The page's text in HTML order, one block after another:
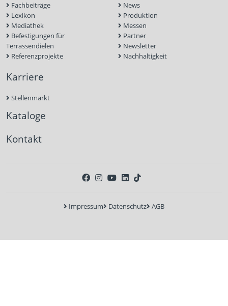
Fachbeiträge
Lexikon
Mediathek
Befestigungen für
Terrassendielen
Referenzprojekte
News
Produktion
Messen
Partner
Newsletter
Nachhaltigkeit
Karriere
Stellenmarkt
Kataloge
Kontakt
Impressum Datenschutz AGB